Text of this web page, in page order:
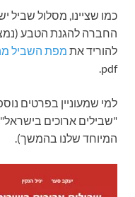
כמו שציינו, מסלול שביל
להוריד את מפת השביל
pdf.
למי שמעוניין בפרטים
"שבילים ארוכים
המיוחד שלנו בהמשך).